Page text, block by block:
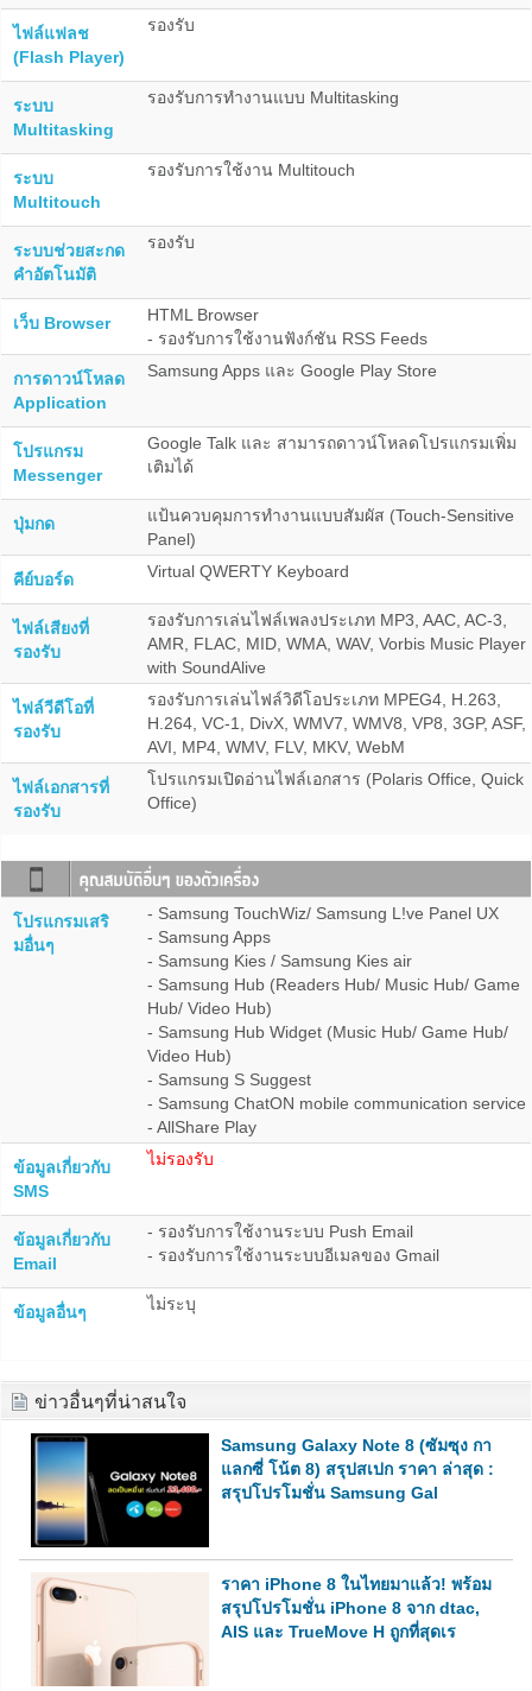
ไฟล์แฟลช
(Flash Player)
รองรับ
ระบบ
Multitasking
รองรับการทำงานแบบ Multitasking
ระบบ
Multitouch
รองรับการใช้งาน Multitouch
ระบบช่วยสะกด
คำอัตโนมัติ
รองรับ
เว็บ Browser
HTML Browser
- รองรับการใช้งานฟังก์ชัน RSS Feeds
การดาวน์โหลด
Application
Samsung Apps และ Google Play Store
โปรแกรม
Messenger
Google Talk และ สามารถดาวน์โหลดโปรแกรมเพิ่ม
เติมได้
ปุ่มกด
แป้นควบคุมการทำงานแบบสัมผัส (Touch-Sensitive
Panel)
คีย์บอร์ด Virtual QWERTY Keyboard
ไฟล์เสียงที่
รองรับ
รองรับการเล่นไฟล์เพลงประเภท MP3, AAC, AC-3,
AMR, FLAC, MID, WMA, WAV, Vorbis Music Player
with SoundAlive
ไฟล์วีดีโอที่
รองรับ
รองรับการเล่นไฟล์วิดีโอประเภท MPEG4, H.263,
H.264, VC-1, DivX, WMV7, WMV8, VP8, 3GP, ASF,
AVI, MP4, WMV, FLV, MKV, WebM
ไฟล์เอกสารที่
รองรับ
โปรแกรมเปิดอ่านไฟล์เอกสาร (Polaris Office, Quick
Office)
โปรแกรมเสริ
มอื่นๆ
- Samsung TouchWiz/ Samsung L!ve Panel UX
- Samsung Apps
- Samsung Kies / Samsung Kies air
- Samsung Hub (Readers Hub/ Music Hub/ Game
Hub/ Video Hub)
- Samsung Hub Widget (Music Hub/ Game Hub/
Video Hub)
- Samsung S Suggest
- Samsung ChatON mobile communication service
- AllShare Play
ข้อมูลเกี่ยวกับ
SMS
ไม่รองรับ
ข้อมูลเกี่ยวกับ
Email
- รองรับการใช้งานระบบ Push Email
- รองรับการใช้งานระบบอีเมลของ Gmail
ข้อมูลอื่นๆ ไม่ระบุ
ข่าวอื่นๆที่น่าสนใจ
Samsung Galaxy Note 8 (ซัมซุง กา
แลกซี่ โน้ต 8) สรุปสเปก ราคา ล่าสุด :
สรุปโปรโมชั่น Samsung Gal
ราคา iPhone 8 ในไทยมาแล้ว! พร้อม
สรุปโปรโมชั่น iPhone 8 จาก dtac,
AIS และ TrueMove H ถูกที่สุดเร